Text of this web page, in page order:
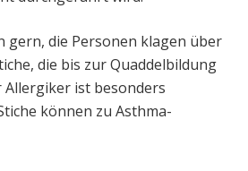
gern, die Personen klagen über
die bis zur Quaddelbildung
ist besonders
können zu Asthma-